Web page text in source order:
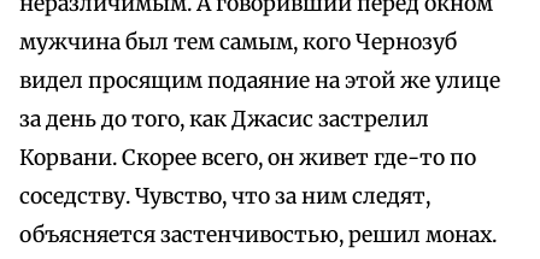
мужчина был тем самым, кого Чернозуб
видел просящим подаяние на этой же улице
за день до того, как Джасис застрелил
Корвани. Скорее всего, он живет где-то по
соседству. Чувство, что за ним следят,
объясняется застенчивостью, решил монах.